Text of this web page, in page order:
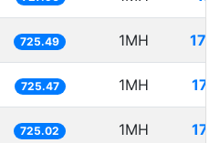
725.49 1MH
725.47 1MH
725.02 1MH